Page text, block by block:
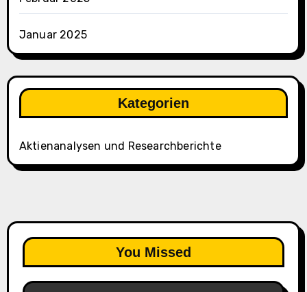
Januar 2025
Kategorien
Aktienanalysen und Researchberichte
You Missed